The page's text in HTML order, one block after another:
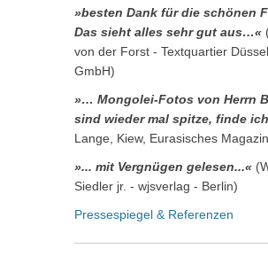
»besten Dank für die schönen
Das sieht alles sehr gut aus…«
von der Forst - Textquartier
GmbH)
»… Mongolei-Fotos von Herrn
sind wieder mal spitze, finde
Lange, Kiew, Eurasisches
»... mit Vergnügen gelesen...«
Siedler jr. - wjsverlag - Berlin)
Pressespiegel & Referenzen